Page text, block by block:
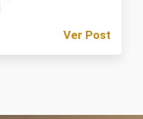
Ver Post